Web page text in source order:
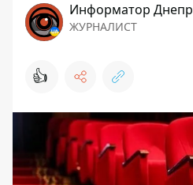
Информатор Днепр
ЖУРНАЛИСТ
👍